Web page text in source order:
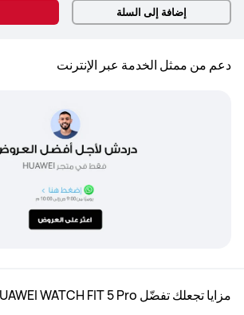
إضافة إلى السلة
دعم من ممثل الخدمة عبر الإنترنت
مزايا تجعلك تفضّل HUAWEI WATCH FIT 5 Pro